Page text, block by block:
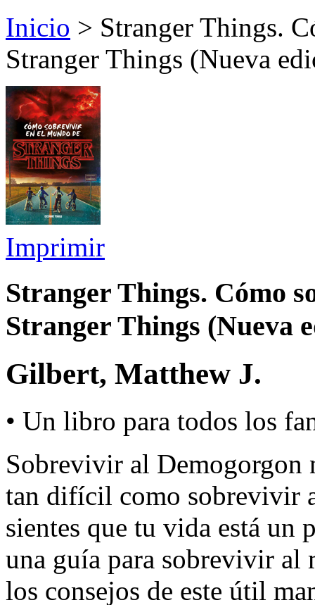
Inicio > Stranger Things.
Stranger Things (Nueva
Imprimir
Stranger Things. Cómo
Stranger Things (Nueva
Gilbert, Matthew J.
• Un libro para todos los
Sobrevivir al Demogorgon
tan difícil como sobrevivir
sientes que tu vida está un
una guía para sobrevivir al
los consejos de este útil